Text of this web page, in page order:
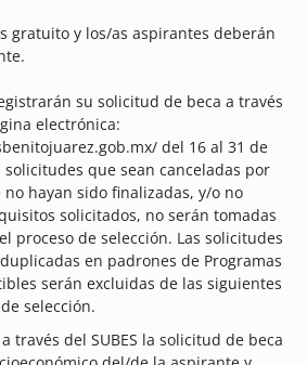
gratuito y los/as aspirantes deberán
su solicitud de beca a través
electrónica:
del 16 al 31 de
solicitudes que sean canceladas por
hayan sido finalizadas, y/o no
solicitados, no serán tomadas
proceso de selección. Las solicitudes
en padrones de Programas
serán excluidas de las siguientes
selección.
a través del SUBES la solicitud de beca